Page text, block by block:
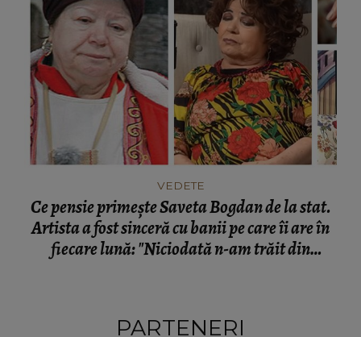
VEDETE
Ce pensie primește Saveta Bogdan de la stat.
Artista a fost sinceră cu banii pe care îi are în
fiecare lună: "Niciodată n-am trăit din
PARTENERI